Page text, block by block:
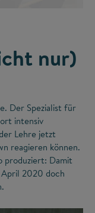
nur)
Der Spezialist für
intensiv
Lehre jetzt
reagieren können.
produziert: Damit
April 2020 doch